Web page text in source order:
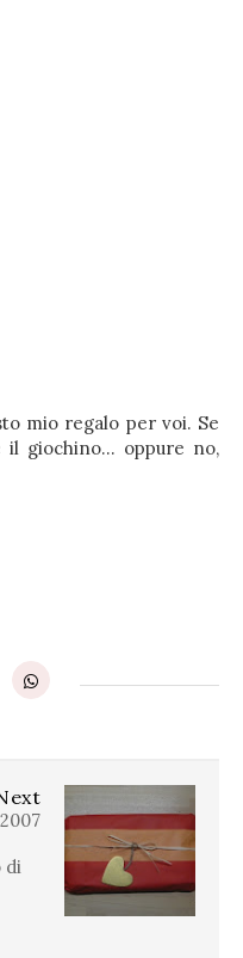
mio regalo per voi. Se
giochino... oppure no,
di